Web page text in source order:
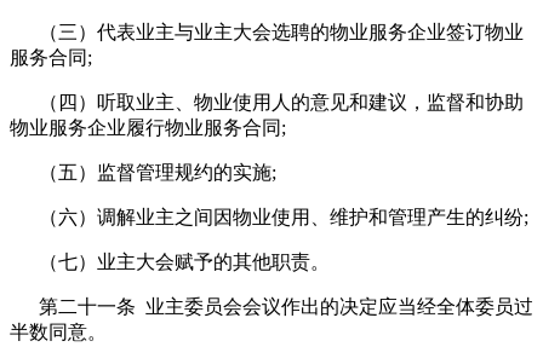
（三）代表业主与业主大会选聘的物业服务企业签订物业
服务合同;
（四）听取业主、物业使用人的意见和建议，监督和协助
物业服务企业履行物业服务合同;
（五）监督管理规约的实施;
（六）调解业主之间因物业使用、维护和管理产生的纠纷;
（七）业主大会赋予的其他职责。
第二十一条 业主委员会会议作出的决定应当经全体委员过
半数同意。